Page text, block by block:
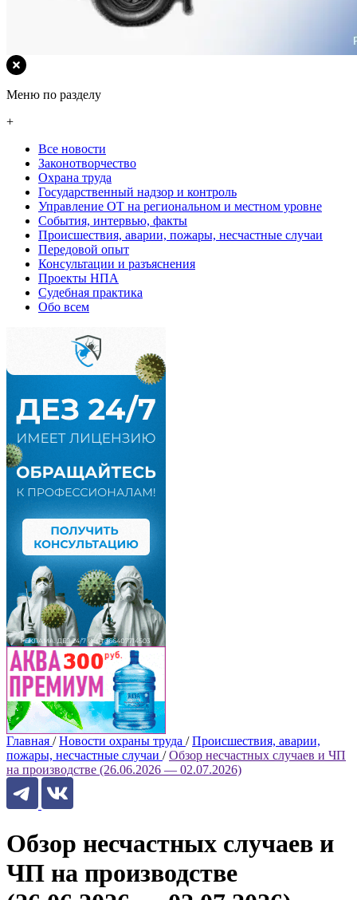
Меню по разделу
+
Все новости
Законотворчество
Охрана труда
Государственный надзор и контроль
Управление ОТ на региональном и местном уровне
События, интервью, факты
Происшествия, аварии, пожары, несчастные случаи
Передовой опыт
Консультации и разъяснения
Проекты НПА
Судебная практика
Обо всем
Главная / Новости охраны труда / Происшествия, аварии,
пожары, несчастные случаи / Обзор несчастных случаев и ЧП
на производстве (26.06.2026 — 02.07.2026)
Обзор несчастных случаев и
ЧП на производстве